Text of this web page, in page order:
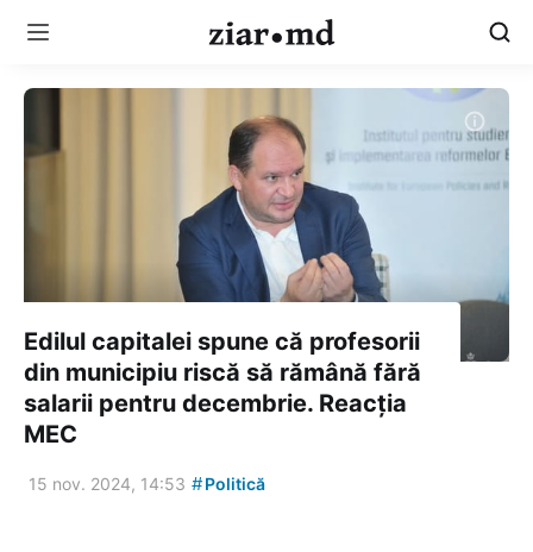
Edilul capitalei spune că profesorii
din municipiu riscă să rămână fără
salarii pentru decembrie. Reacția
MEC
15 nov. 2024, 14:53 #Politică